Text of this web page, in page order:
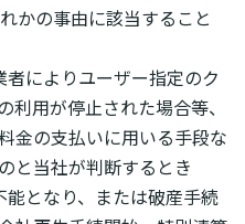
かの事由に該当すること
によりユーザー指定のク
利用が停止された場合等、
金の支払いに用いる手段な
と当社が判断するとき
となり、または破産手続